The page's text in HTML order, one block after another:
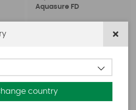
Aquasure FD
country